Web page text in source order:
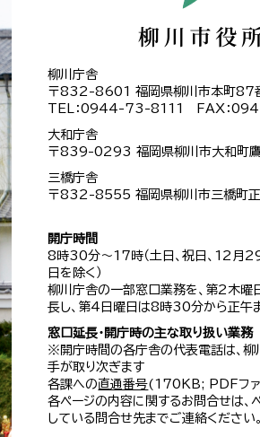
柳川庁舎
〒832-8601 福岡県柳川市本町87
TEL：0944-73-8111 FAX：
大和庁舎
〒839-0293 福岡県柳川市大和町
三橋庁舎
〒832-8555 福岡県柳川市三橋町
開庁時間
8時30分～17時（土日、祝日、12月
日を除く）
柳川庁舎の一部窓口業務を、第2木曜
長し、第4日曜日は8時30分から正午ま
窓口延長・開庁時の主な取り扱い業務
※開庁時間の各庁舎の代表電話は、柳
手が取り次ぎます
各課への直通番号(170KB; PDFフ
各ページの内容に関するお問合せは、
している問合せ先までご連絡ください。